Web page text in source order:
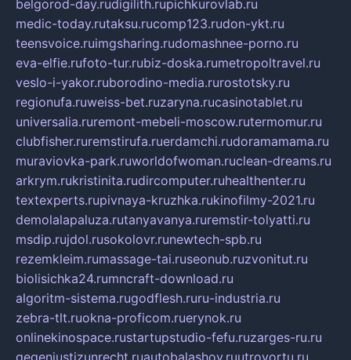
belgorod-day.rudigilith.rupichkurovlab.ru
medic-today.rutaksu.rucomp123.rudon-ykt.ru
teensvoice.ruimgsharing.rudomashnee-porno.ru
eva-elfie.rufoto-tur.rubiz-doska.rumetropoltravel.ru
veslo-i-yakor.ruborodino-media.rurostotsky.ru
regionufa.ruweiss-bet.ruzaryna.rucasinotablet.ru
universalia.ruremont-mebeli-moscow.rutermomur.ru
clubfisher.ruremstirufa.ruerdamchi.rudoramamama.ru
muraviovka-park.ruworldofwoman.ruclean-dreams.ru
arkrym.rukristinita.rudircomputer.ruhealthenter.ru
textexperts.rupivnaya-kruzhka.rukinofilmy-2021.ru
demolalapaluza.rutanyavanya.ruremstir-tolyatti.ru
msdip.rujdol.rusokolovr.runewtech-spb.ru
rezemkleim.rumassage-tai.ruseonub.ruzvonitut.ru
biolisichka24.rumncraft-download.ru
algoritm-sistema.rugodflesh.ruru-industria.ru
zebra-tlt.ruokna-proficom.ruerynok.ru
onlinekinospace.rustartupstudio-fefu.ruzarges-ru.ru